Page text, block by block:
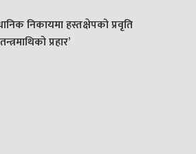
निकायमा हस्तक्षेपको प्रवृति
प्रहार’